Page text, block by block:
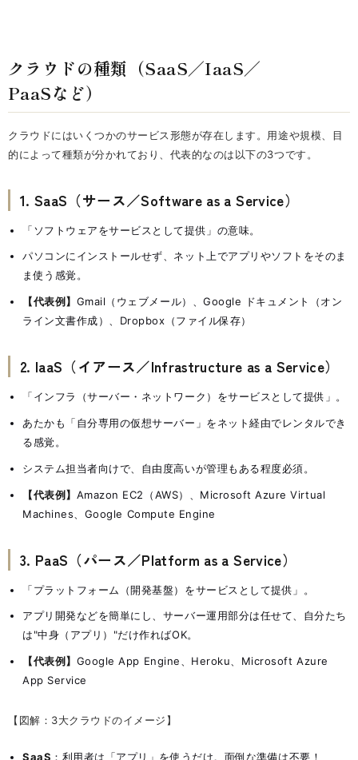
クラウドの種類（SaaS／IaaS／
PaaSなど）
クラウドにはいくつかのサービス形態が存在します。用途や規模、目
的によって種類が分かれており、代表的なのは以下の3つです。
1. SaaS（サース／Software as a Service）
「ソフトウェアをサービスとして提供」の意味。
パソコンにインストールせず、ネット上でアプリやソフトをそのま
ま使う感覚。
【代表例】 Gmail（ウェブメール）、Google ドキュメント（オン
ライン文書作成）、Dropbox（ファイル保存）
2. IaaS（イアース／Infrastructure as a Service）
「インフラ（サーバー・ネットワーク）をサービスとして提供」。
あたかも「自分専用の仮想サーバー」をネット経由でレンタルでき
る感覚。
システム担当者向けで、自由度高いが管理もある程度必須。
【代表例】 Amazon EC2（AWS）、Microsoft Azure Virtual
Machines、Google Compute Engine
3. PaaS（パース／Platform as a Service）
「プラットフォーム（開発基盤）をサービスとして提供」。
アプリ開発などを簡単にし、サーバー運用部分は任せて、自分たち
は"中身（アプリ）"だけ作ればOK。
【代表例】 Google App Engine、Heroku、Microsoft Azure
App Service
【図解：3大クラウドのイメージ】
SaaS ：利用者は「アプリ」を使うだけ。面倒な準備は不要！